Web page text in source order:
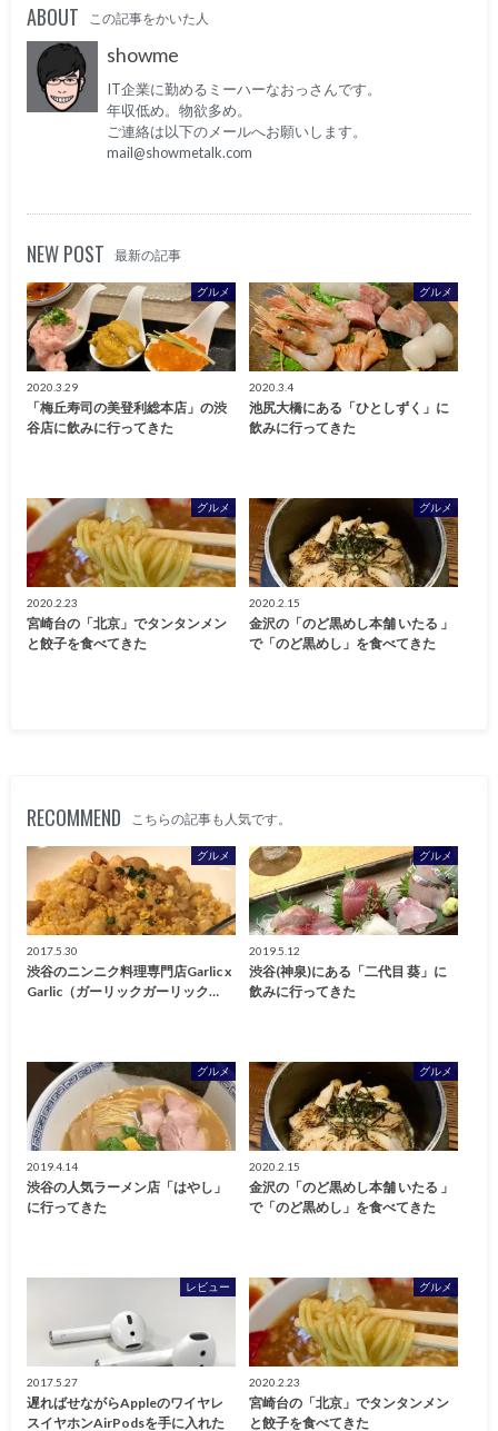
ABOUT この記事をかいた人
showme
IT企業に勤めるミーハーなおっさんです。
年収低め。物欲多め。
ご連絡は以下のメールへお願いします。
mail@showmetalk.com
NEW POST 最新の記事
グルメ
2020.3.29
「梅丘寿司の美登利総本店」の渋
谷店に飲みに行ってきた
グルメ
2020.3.4
池尻大橋にある「ひとしずく」に
飲みに行ってきた
グルメ
2020.2.23
宮崎台の「北京」でタンタンメン
と餃子を食べてきた
グルメ
2020.2.15
金沢の「のど黒めし本舗 いたる 」
で「のど黒めし」を食べてきた
RECOMMEND こちらの記事も人気です。
グルメ
2017.5.30
渋谷のニンニク料理専門店Garlic x
Garlic（ガーリックガーリック…
グルメ
2019.5.12
渋谷(神泉)にある「二代目 葵」に
飲みに行ってきた
グルメ
2019.4.14
渋谷の人気ラーメン店「はやし」
に行ってきた
グルメ
2020.2.15
金沢の「のど黒めし本舗 いたる 」
で「のど黒めし」を食べてきた
レビュー
2017.5.27
遅ればせながらAppleのワイヤレ
スイヤホンAirPodsを手に入れた
グルメ
2020.2.23
宮崎台の「北京」でタンタンメン
と餃子を食べてきた